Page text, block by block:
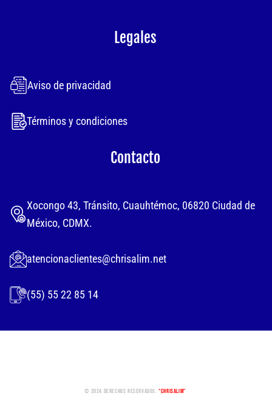
Legales
Aviso de privacidad
Términos y condiciones
Contacto
Xocongo 43, Tránsito, Cuauhtémoc, 06820 Ciudad de
México, CDMX.
atencionaclientes@chrisalim.net
(55) 55 22 85 14
© 2024 Derechos Reservados.“Chrisalim”